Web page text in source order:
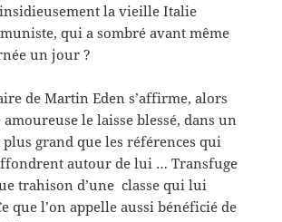
la vieille Italie
qui a sombré avant même
un jour ?
de Martin Eden s’affirme, alors
le laisse blessé, dans un
plus grand que les références qui
autour de lui … Transfuge
trahison d’une classe qui lui
que l’on appelle aussi bénéficié de